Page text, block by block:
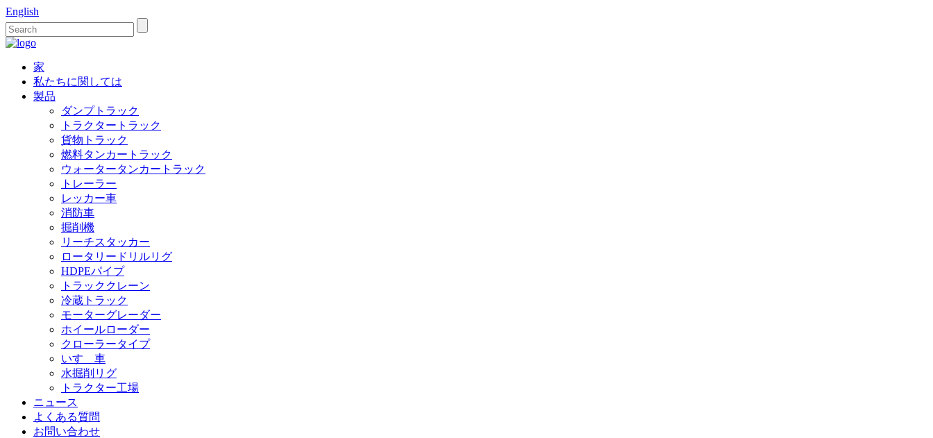
English
家
私たちに関しては
製品
ダンプトラック
トラクタートラック
貨物トラック
燃料タンカートラック
ウォータータンカートラック
トレーラー
レッカー車
消防車
掘削機
リーチスタッカー
ロータリードリルリグ
HDPEパイプ
トラッククレーン
冷蔵トラック
モーターグレーダー
ホイールローダー
クローラータイプ
いすゞ車
水掘削リグ
トラクター工場
ニュース
よくある質問
お問い合わせ